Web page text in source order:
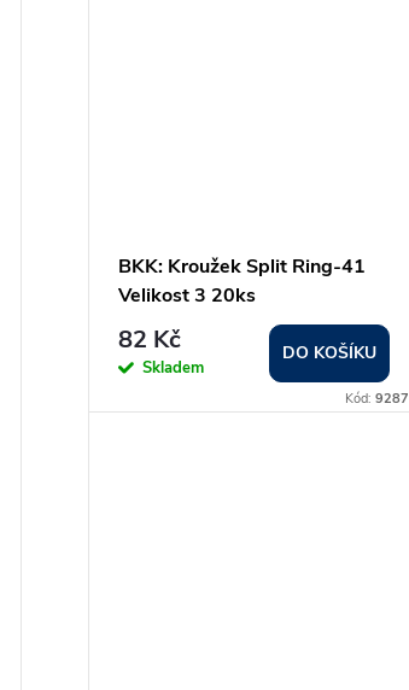
BKK: Kroužek Split Ring-41
Velikost 3 20ks
82 Kč
Skladem
DO KOŠÍKU
Kód:9287